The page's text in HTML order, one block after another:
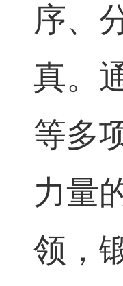
序、
真。
等多
力量
领，